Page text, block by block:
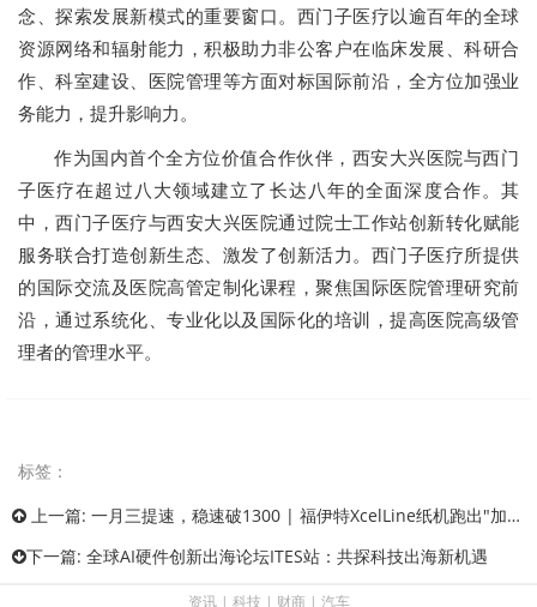
念、探索发展新模式的重要窗口。西门子医疗以逾百年的全球
资源网络和辐射能力，积极助力非公客户在临床发展、科研合
作、科室建设、医院管理等方面对标国际前沿，全方位加强业
务能力，提升影响力。
作为国内首个全方位价值合作伙伴，西安大兴医院与西门
子医疗在超过八大领域建立了长达八年的全面深度合作。其
中，西门子医疗与西安大兴医院通过院士工作站创新转化赋能
服务联合打造创新生态、激发了创新活力。西门子医疗所提供
的国际交流及医院高管定制化课程，聚焦国际医院管理研究前
沿，通过系统化、专业化以及国际化的培训，提高医院高级管
理者的管理水平。
标签：
上一篇: 一月三提速，稳速破1300 | 福伊特XcelLine纸机跑出"加速度"
下一篇: 全球AI硬件创新出海论坛ITES站：共探科技出海新机遇
资讯| 科技 | 财商| 汽车